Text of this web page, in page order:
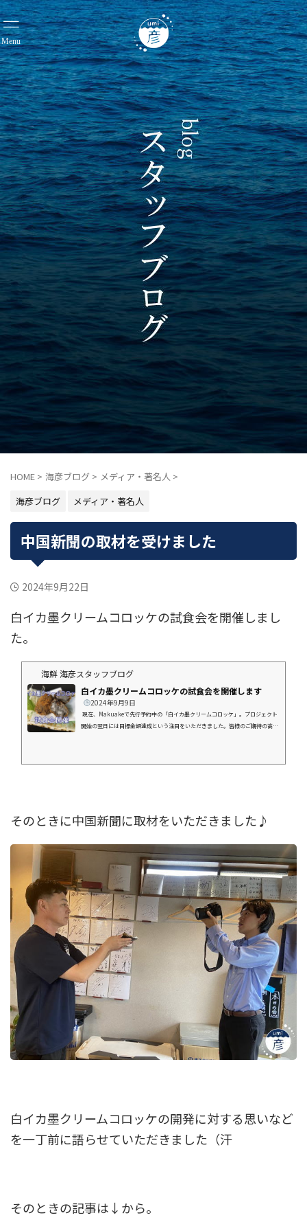
HOME > 海彦ブログ > メディア・著名人 >
海彦ブログ
メディア・著名人
中国新聞の取材を受けました
2024年9月22日
白イカ墨クリームコロッケの試食会を開催しまし
た。
海鮮 海彦スタッフブログ
白イカ墨クリームコロッケの試食会を開催します
2024年9月9日
現在、Makuakeで先行予約中の「白イカ墨クリームコロッケ」。プロジェクト
開始の翌日には目標金額達成という注目をいただきました。皆様のご期待の高さ
そのときに中国新聞に取材をいただきました♪
白イカ墨クリームコロッケの開発に対する思いなど
を一丁前に語らせていただきました（汗
そのときの記事は↓から。